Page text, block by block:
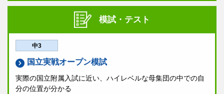
模試・テスト
中3
国立実戦オープン模試
実際の国立附属入試に近い、ハイレベルな母集団の中での自
分の位置が分かる